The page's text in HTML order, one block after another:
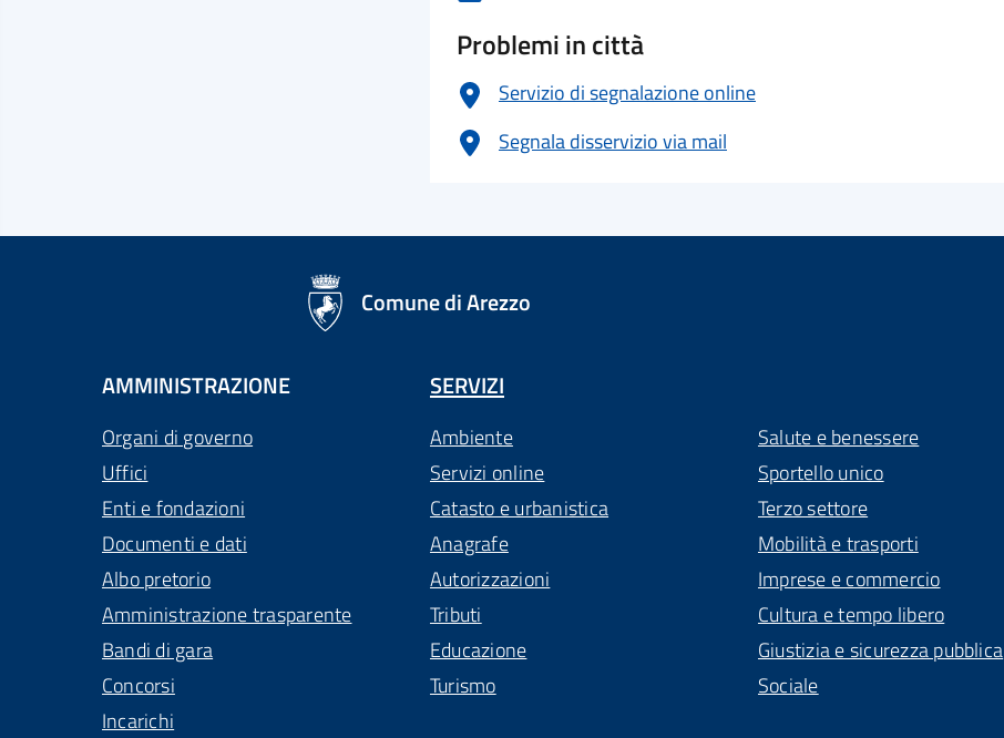
Problemi in città
Servizio di segnalazione online
Segnala disservizio via mail
Comune di Arezzo
AMMINISTRAZIONE
Organi di governo
Uffici
Enti e fondazioni
Documenti e dati
Albo pretorio
Amministrazione trasparente
Bandi di gara
Concorsi
Incarichi
SERVIZI
Ambiente
Servizi online
Catasto e urbanistica
Anagrafe
Autorizzazioni
Tributi
Educazione
Turismo
Salute e benessere
Sportello unico
Terzo settore
Mobilità e trasporti
Imprese e commercio
Cultura e tempo libero
Giustizia e sicurezza pubblica
Sociale